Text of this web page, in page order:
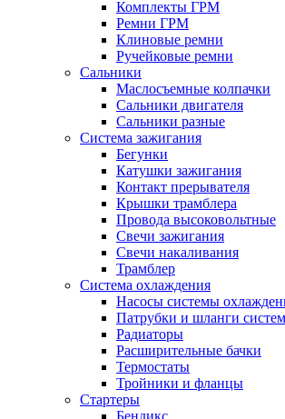
Комплекты ГРМ
Ремни ГРМ
Клиновые ремни
Ручейковые ремни
Сальники
Маслосъемные колпачки
Сальники двигателя
Сальники разные
Система зажигания
Бегунки
Катушки зажигания
Контакт прерывателя
Крышки трамблера
Провода высоковольтные
Свечи зажигания
Свечи накаливания
Трамблер
Система охлаждения
Насосы системы
Патрубки и шланги
Радиаторы
Расширительные бачки
Термостаты
Тройники и фланцы
Стартеры
Бендикс